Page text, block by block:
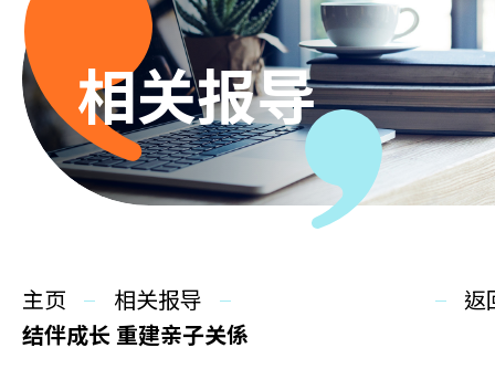
主页
同你讲故事
相关报导
主页
相关报导
结伴成长 重建亲子关係
返